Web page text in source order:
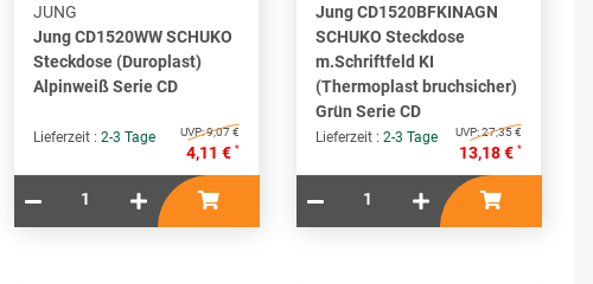
JUNG
Jung CD1520WW SCHUKO
Steckdose (Duroplast)
Alpinweiß Serie CD
Lieferzeit : 2-3 Tage UVP:9,07 €
4,11 € *
Jung CD1520BFKINAGN
SCHUKO Steckdose
m.Schriftfeld KI
(Thermoplast bruchsicher)
Grün Serie CD
Lieferzeit : 2-3 Tage UVP:27,35 €
13,18 € *